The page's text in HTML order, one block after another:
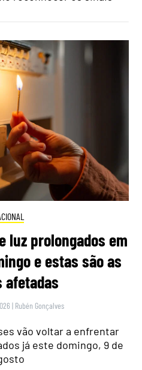
luz prolongados em
e estas são as
afetadas
| Rubén Gonçalves
vão voltar a enfrentar
já este domingo, 9 de